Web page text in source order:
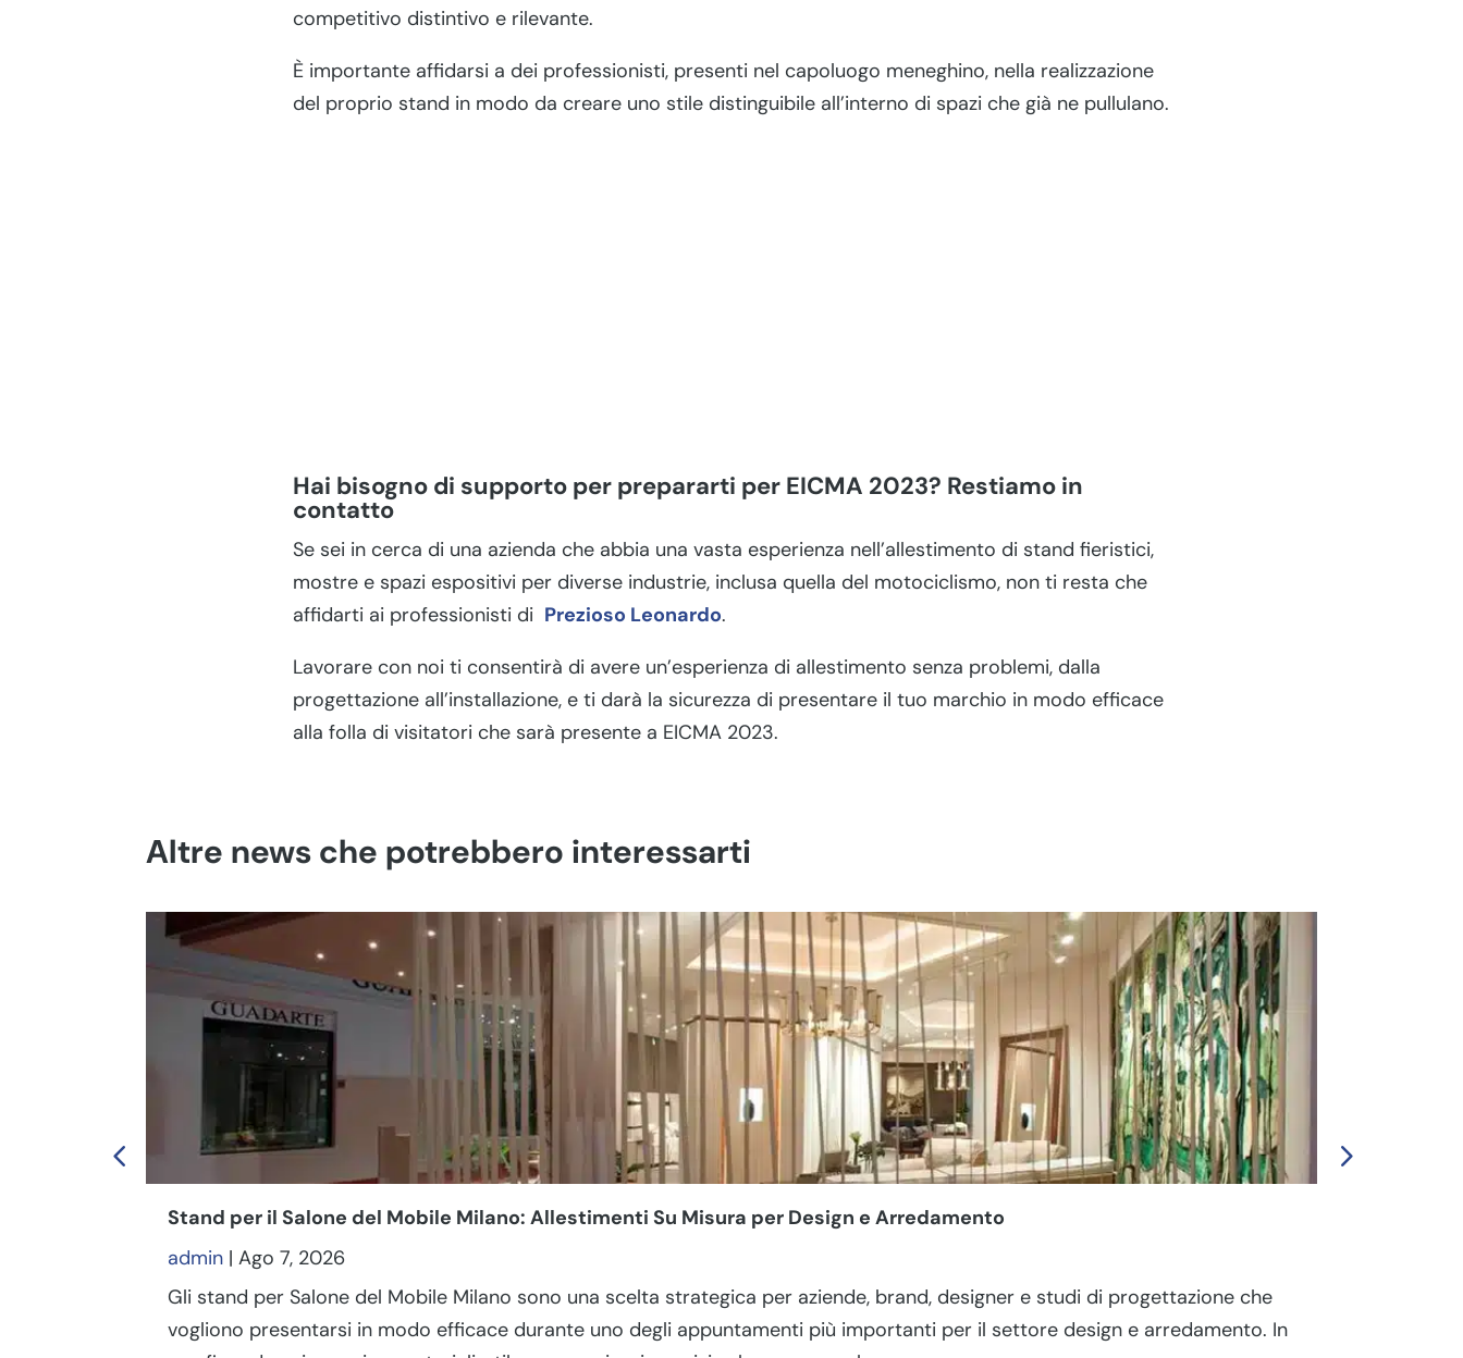
competitivo distintivo e rilevante.
È importante affidarsi a dei professionisti, presenti nel capoluogo meneghino, nella realizzazione
del proprio stand in modo da creare uno stile distinguibile all’interno di spazi che già ne pullulano.
Hai bisogno di supporto per prepararti per EICMA 2023? Restiamo in
contatto
Se sei in cerca di una azienda che abbia una vasta esperienza nell’allestimento di stand fieristici,
mostre e spazi espositivi per diverse industrie, inclusa quella del motociclismo, non ti resta che
affidarti ai professionisti di Prezioso Leonardo.
Lavorare con noi ti consentirà di avere un’esperienza di allestimento senza problemi, dalla
progettazione all’installazione, e ti darà la sicurezza di presentare il tuo marchio in modo efficace
alla folla di visitatori che sarà presente a EICMA 2023.
Altre news che potrebbero interessarti
Stand per il Salone del Mobile Milano: Allestimenti Su Misura per Design e Arredamento
admin | Ago 7, 2026
Gli stand per Salone del Mobile Milano sono una scelta strategica per aziende, brand, designer e studi di progettazione che
vogliono presentarsi in modo efficace durante uno degli appuntamenti più importanti per il settore design e arredamento. In